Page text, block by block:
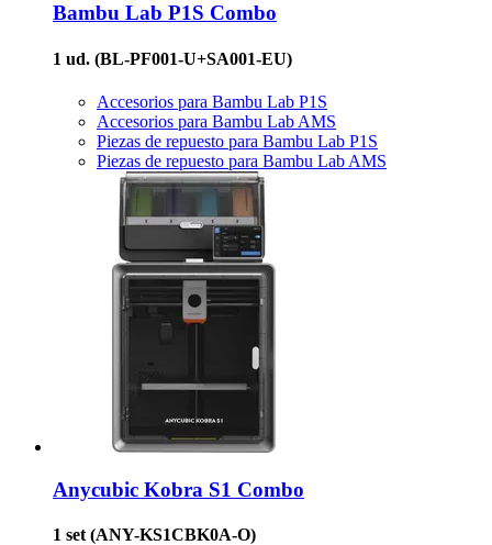
Bambu Lab P1S Combo
1 ud. (BL-PF001-U+SA001-EU)
Accesorios para Bambu Lab P1S
Accesorios para Bambu Lab AMS
Piezas de repuesto para Bambu Lab P1S
Piezas de repuesto para Bambu Lab AMS
Anycubic Kobra S1 Combo
1 set (ANY-KS1CBK0A-O)